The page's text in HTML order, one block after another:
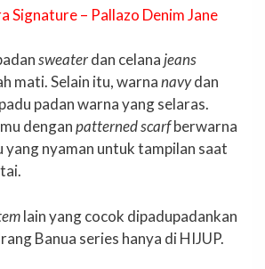
Signature – Pallazo Denim Jane
sweaterdan celanajeans
mati. Selain itu, warnanavydan
padan warna yang selaras.
denganpatterned scarfberwarna
yang nyaman untuk tampilan saat
lain yang cocok dipadupadankan
Banua series hanya di HIJUP.